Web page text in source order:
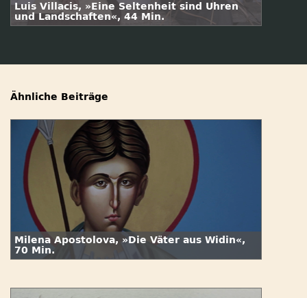
Luis Villacis, »Eine Seltenheit sind Uhren
und Landschaften«, 44 Min.
Ähnliche Beiträge
Milena Apostolova, »Die Väter aus Widin«,
70 Min.